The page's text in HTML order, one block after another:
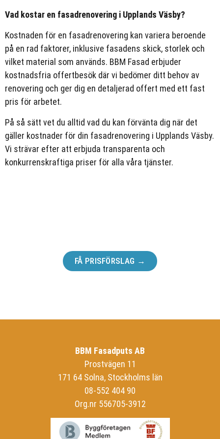
Vad kostar en fasadrenovering i Upplands Väsby?
Kostnaden för en fasadrenovering kan variera beroende
på en rad faktorer, inklusive fasadens skick, storlek och
vilket material som används. BBM Fasad erbjuder
kostnadsfria offertbesök där vi bedömer ditt behov av
renovering och ger dig en detaljerad offert med ett fast
pris för arbetet.
På så sätt vet du alltid vad du kan förvänta dig när det
gäller kostnader för din fasadrenovering i Upplands Väsby.
Vi strävar efter att erbjuda transparenta och
konkurrenskraftiga priser för alla våra tjänster.
FÅ PRISFÖRSLAG →
BBM Fasadputs AB
Prostvägen 11
171 64 Solna, Stockholms län
08-552 404 90
Org.nr 556705-3912